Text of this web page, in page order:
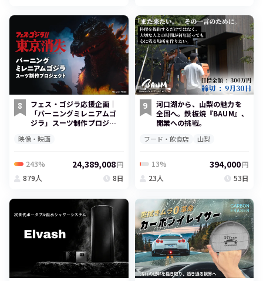
8
フェス・ゴジラ応援企画｜
「バーニングミレニアムゴ
ジラ」スーツ制作プロジェ
映像・映画
243% 24,389,008円
879人
8日
9
河口湖から、山梨の魅力を
全国へ。鉄板焼『BAUM』、
開業への挑戦。
フード・飲食店 山梨
13% 394,000円
23人
53日